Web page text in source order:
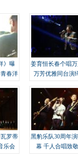
》曝
春洋
姜育恒长春个唱
万芳优雅同台演
罗蒂
乐会
黑豹乐队30周年
幕 千人合唱致